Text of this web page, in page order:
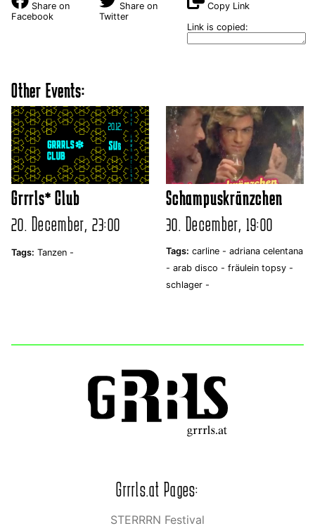
Share on
Facebook
Share on
Twitter
Copy Link
Link is copied:
Other Events:
Grrrls* Club
20. December, 23:00
Tags: Tanzen -
Schampuskränzchen
30. December, 19:00
Tags: carline - adriana celentana
- arab disco - fräulein topsy -
schlager -
Grrrls.at Pages:
STERRRN Festival